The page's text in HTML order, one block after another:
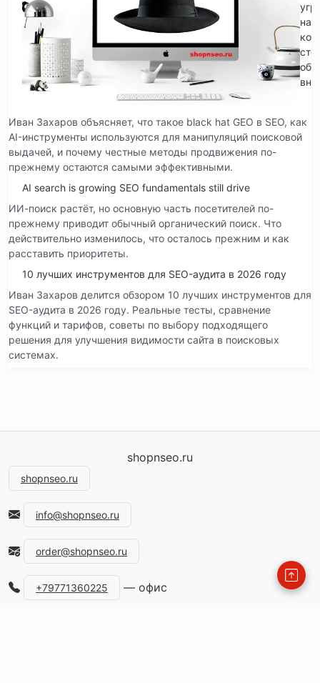
на
Иван Захаров объясняет, что такое black hat GEO в SEO, как
AI-инструменты используются для манипуляций поисковой
выдачей, и почему честные методы продвижения по-
прежнему остаются самыми эффективными.
AI search is growing SEO fundamentals still drive
ИИ-поиск растёт, но основную часть посетителей по-
прежнему приводит обычный органический поиск. Что
действительно изменилось, что осталось прежним и как
расставить приоритеты.
10 лучших инструментов для SEO-аудита в 2026 году
Иван Захаров делится обзором 10 лучших инструментов для
SEO-аудита в 2026 году. Реальные тесты, сравнение
функций и тарифов, советы по выбору подходящего
решения для улучшения видимости сайта в поисковых
системах.
shopnseo.ru
shopnseo.ru
info@shopnseo.ru
order@shopnseo.ru
+79771360225 — офис